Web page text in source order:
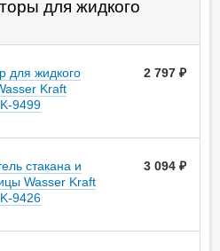
для жидкого
для жидкого
Kraft
9499
2 797
стакана и
Wasser Kraft
9426
3 094